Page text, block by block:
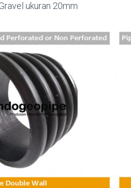
ukuran 20mm